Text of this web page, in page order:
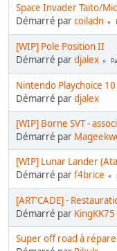
Space Invader Taito/
Démarré parcoiladn
[WIP] Pole Position II
Démarré pardjalex
Nintendo Playchoice 10
Démarré pardjalex
[WIP] Borne SVT -
Démarré par
[WIP] Lunar Lander
Démarré parf4brice
[ART'CADE] -
Démarré par KingKK75
Super off road à